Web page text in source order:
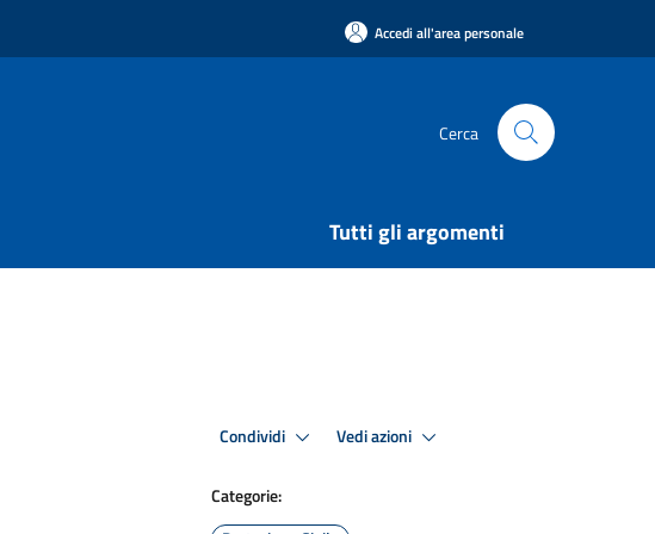
Accedi all'area personale
Cerca
Tutti gli argomenti
Condividi Vedi azioni
Categorie: